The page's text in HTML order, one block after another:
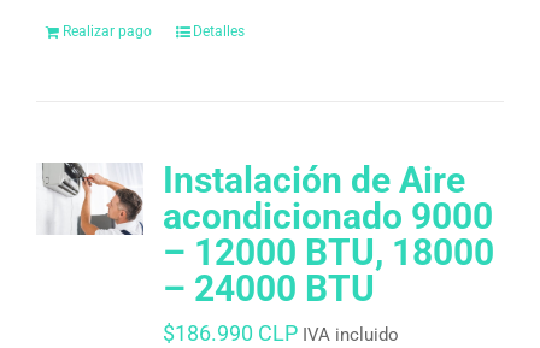
Realizar pago Detalles
Instalación de Aire
acondicionado 9000
– 12000 BTU, 18000
– 24000 BTU
$186.990 CLP IVA incluido